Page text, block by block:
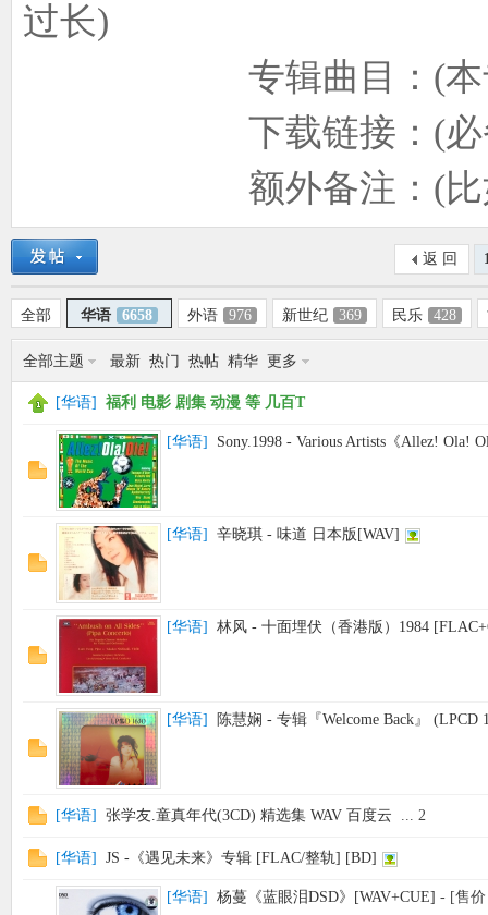
过长)
专辑曲目：(本专辑
下载链接：(必
额外备注：(比如解
返 回
全部 华语 6658 外语 976 新世纪 369 民乐 428
全部主题 最新 热门 热帖 精华 更多
[华语] 福利 电影 剧集 动漫 等 几百T
[华语] Sony.1998 - Various Artists《Allez! Ola!
[华语] 辛晓琪 - 味道 日本版[WAV]
[华语] 林风 - 十面埋伏（香港版）1984
[华语] 陈慧娴 - 专辑『Welcome Back』 (LPCD
[华语] 张学友.童真年代(3CD) 精选集 WAV 百度云 ... 2
[华语] JS -《遇见未来》专辑 [FLAC/整轨] [BD]
[华语] 杨蔓《蓝眼泪DSD》[WAV+CUE] - [售